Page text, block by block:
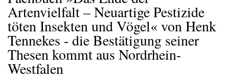
Artenvielfalt – Neuartige Pestizide
töten Insekten und Vögel« von Henk
Tennekes - die Bestätigung seiner
Thesen kommt aus Nordrhein-
Westfalen